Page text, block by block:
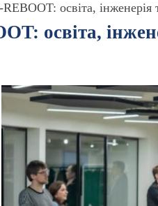
освіта, інженерія
освіта,